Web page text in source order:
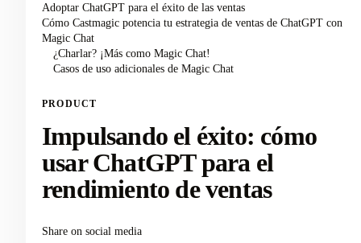
Adoptar ChatGPT para el éxito de las ventas
Cómo Castmagic potencia tu estrategia de ventas de ChatGPT con
Magic Chat
¿Charlar? ¡Más como Magic Chat!
Casos de uso adicionales de Magic Chat
PRODUCT
Impulsando el éxito: cómo
usar ChatGPT para el
rendimiento de ventas
Share on social media